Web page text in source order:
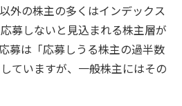
外の株主の多くはインデックス
募しないと見込まれる株主層が
募は「応募しうる株主の過半数
ていますが、一般株主にはその